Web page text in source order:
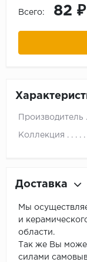
Всего: 82 ₽
Производитель
Коллекция
Доставка
Мы
и
области.
Так же Вы
силами